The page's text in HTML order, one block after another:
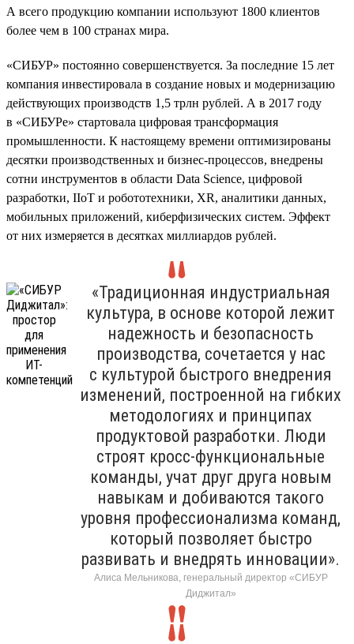
А всего продукцию компании используют 1800 клиентов
более чем в 100 странах мира.
«СИБУР» постоянно совершенствуется. За последние 15 лет
компания инвестировала в создание новых и модернизацию
действующих производств 1,5 трлн рублей. А в 2017 году
в «СИБУРе» стартовала цифровая трансформация
промышленности. К настоящему времени оптимизированы
десятки производственных и бизнес-процессов, внедрены
сотни инструментов в области Data Science, цифровой
разработки, IIoT и робототехники, XR, аналитики данных,
мобильных приложений, киберфизических систем. Эффект
от них измеряется в десятках миллиардов рублей.
«Традиционная индустриальная
культура, в основе которой лежит
надежность и безопасность
производства, сочетается у нас
с культурой быстрого внедрения
изменений, построенной на гибких
методологиях и принципах
продуктовой разработки. Люди
строят кросс-функциональные
команды, учат друг друга новым
навыкам и добиваются такого
уровня профессионализма команд,
который позволяет быстро
развивать и внедрять инновации».
Алиса Мельникова, генеральный директор «СИБУР
Диджитал»